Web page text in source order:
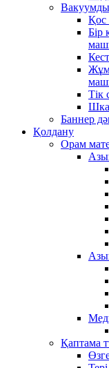
Қос
Бір
Тік
Баннер
Қолдану
Орам
Қаптама